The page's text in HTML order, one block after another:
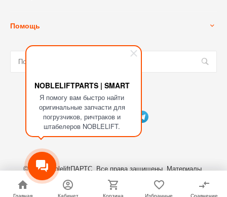
NOBLELIFTPARTS | SMART
Я помогу вам быстро найти
оригинальные запчасти для
погрузчиков, ричтраков и
штабелеров NOBLELIFT.
Главная Кабинет Корзина Избранные Сравнение
Главная Кабинет Корзина Избранные Сравнение
Помощь
Мы в соц. сетях
© 2023 NobleliftПАРТС, Все права защищены. Материалы,
размещенные на сайте являются собственностью ООО
"СКЛАДСКИЕ МАШИНЫ"